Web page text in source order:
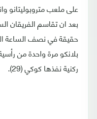
على ملعب متروبوليتانو
بعد ان تقاسم الفريقان
حقيقة في نصف الساعة
بلانكو مرة واحدة من
ركنية نفذها كوكي (29).